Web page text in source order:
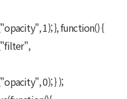
1); }, function() {
0); } );